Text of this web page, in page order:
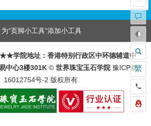
为“页脚小工具”添加小工具
院地址：香港特别行政区中环德辅道中
中心3楼301K © 世界珠宝玉石学院 豫ICP备
16012754号-2 版权所有.
繁